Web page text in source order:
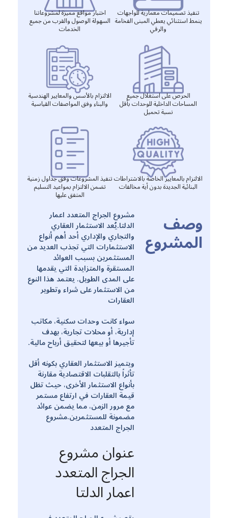
تنفيذ تصميمات معمارية للواجهات
ينمط استثنائي يعطي المبنى الفخامة
والرقي
اختبار مواقع مميزة لمشروعاتنا
السهولة الوصول والقرب من جميع
الخدمات
الحرص على استغلال جميع
المساحات الداخلية للوحدات بأقل
نسبة تحميل
الالتزام بالأسس والمعايير الهندسية
والبناء وفق المواصفات القياسية
الالتزام بالمعايير الخاصة بالاشتراطات
البنائية الجديدة بدون أية مخالفات
تنفيذ المشروعات وفق جداول زمنية
تضمن الالتزام بمواعيد التسليم
المتفق عليها
وصف
المشروع
مشروع الجراج المتعدد اعمار
الدلتا.يُعد الاستثمار العقاري
والتجاري والإداري أحد أهم أنواع
الاستثمارات التي تجذب العديد من
المستثمرين بسبب العوائد
المستقرة والمتزايدة التي يقدمها
على المدى الطويل. يعتمد هذا النوع
من الاستثمار على شراء وتطوير
العقارات
سواء كانت وحدات سكنية، مكاتب
إدارية، أو محلات تجارية، بهدف
تأجيرها أو بيعها لتحقيق أرباح مالية.
ويتميز الاستثمار العقاري بكونه أقل
تأثراً بالتقلبات الاقتصادية مقارنة
بأنواع الاستثمار الأخرى، حيث تظل
قيمة العقارات في ارتفاع مستمر
مع مرور الزمن، مما يضمن عوائد
مضمونة للمستثمرين.مشروع
الجراج المتعدد
عنوان مشروع
الجراج المتعدد
اعمار الدلتا